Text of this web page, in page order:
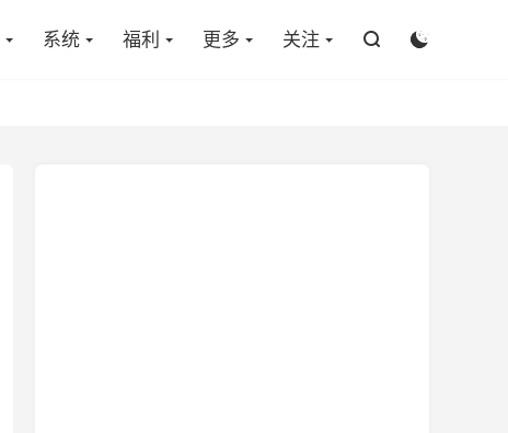
系统 福利 更多 关注  